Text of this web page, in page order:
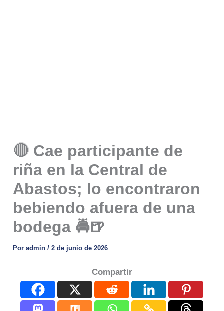
🔴 Cae participante de
riña en la Central de
Abastos; lo encontraron
bebiendo afuera de una
bodega 🚔🍺
Poradmin/2 de junio de 2026
Compartir